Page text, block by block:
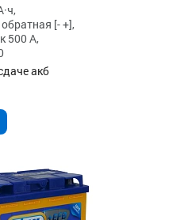
[- +],
500 А,
акб